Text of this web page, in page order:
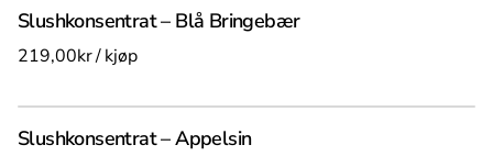
Slushkonsentrat – Blå Bringebær
/
Slushkonsentrat – Appelsin